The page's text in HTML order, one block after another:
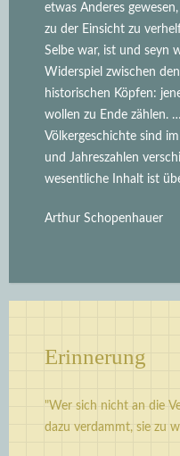
etwas Anderes
zu der Einsicht zu
Selbe war, ist und seyn
Widerspiel zwischen
historischen Köpfen:
wollen zu Ende zählen.
Völkergeschichte sind
und Jahreszahlen
wesentliche Inhalt ist
Arthur Schopenhauer
Erinnerung
"Wer sich nicht an die
dazu verdammt, sie zu